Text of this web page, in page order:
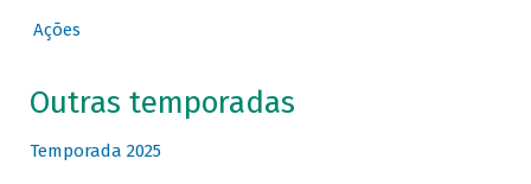
Ações
Outras temporadas
Temporada 2025